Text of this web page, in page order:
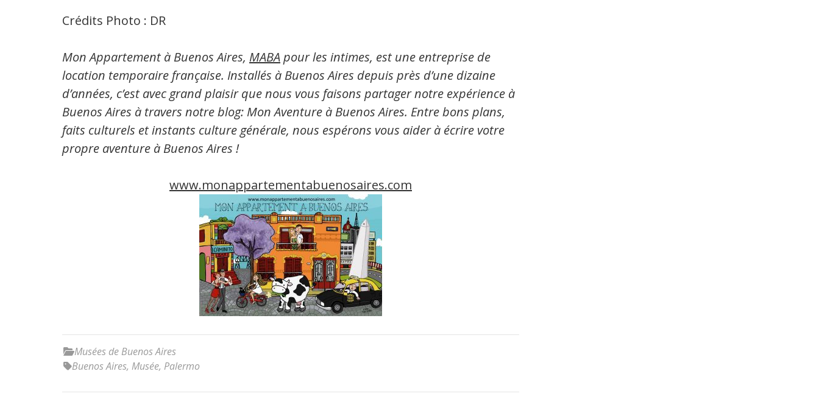
Crédits Photo : DR
Mon Appartement à Buenos Aires, MABApour les intimes, est une entreprise de
location temporaire française. Installés à Buenos Aires depuis près d’une dizaine
d’années, c’est avec grand plaisir que nous vous faisons partager notre expérience à
Buenos Aires à travers notre blog: Mon Aventure à Buenos Aires. Entre bons plans,
faits culturels et instants culture générale, nous espérons vous aider à écrire votre
propre aventure à Buenos Aires !
www.monappartementabuenosaires.com
Musées de Buenos Aires
Buenos Aires, Musée, Palermo